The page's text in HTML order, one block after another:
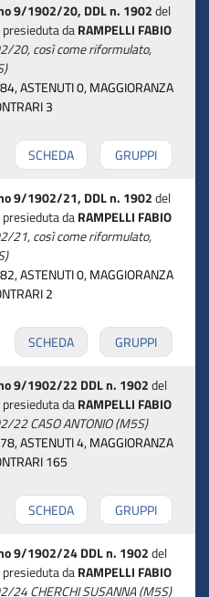
9/1902/20, DDL n. 1902del
presieduta daRAMPELLI FABIO
20, così come riformulato,
ASTENUTI 0, MAGGIORANZA
3
SCHEDA
GRUPPI
9/1902/21, DDL n. 1902del
presieduta daRAMPELLI FABIO
21, così come riformulato,
ASTENUTI 0, MAGGIORANZA
2
SCHEDA
GRUPPI
9/1902/22 DDL n. 1902del
presieduta daRAMPELLI FABIO
CASO ANTONIO (M5S)
ASTENUTI 4, MAGGIORANZA
165
SCHEDA
GRUPPI
9/1902/24 DDL n. 1902del
presieduta daRAMPELLI FABIO
CHERCHI SUSANNA (M5S)